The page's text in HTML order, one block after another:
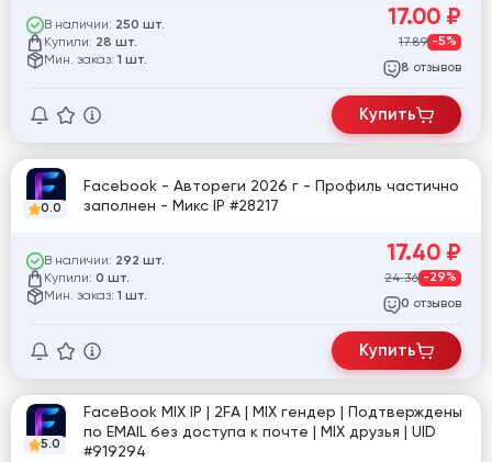
В наличии: 250 шт.
Купили: 28 шт.
Мин. заказ: 1 шт.
17.00 ₽
17.89 -5%
8 отзывов
Купить
0.0
Facebook - Автореги 2026 г - Профиль частично
заполнен - Микс IP #28217
В наличии: 292 шт.
Купили: 0 шт.
Мин. заказ: 1 шт.
17.40 ₽
24.36 -29%
0 отзывов
Купить
5.0
FaceBook MIX IP | 2FA | MIX гендер | Подтверждены
по EMAIL без доступа к почте | MIX друзья | UID
#919294